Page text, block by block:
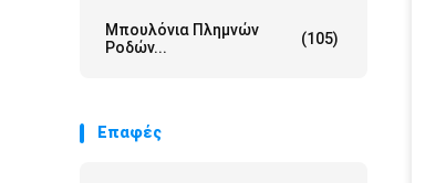
Μπουλόνια Πλημνών
Ροδών...
(105)
Επαφές